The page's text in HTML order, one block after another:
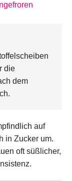
die
dem
auf
in Zucker um.
oft süßlicher,